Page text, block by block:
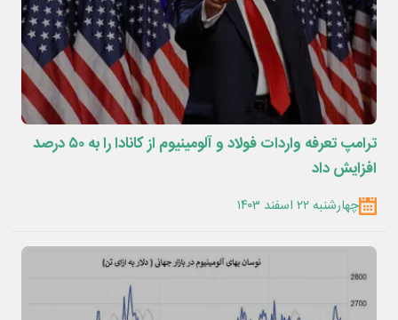
ترامپ تعرفه واردات فولاد و آلومینیوم از کانادا را به ۵۰ درصد
افزایش داد
چهارشنبه ۲۲ اسفند ۱۴۰۳